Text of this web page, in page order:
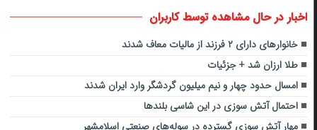
اخبار در حال مشاهده توسط کاربران
خانوارهای دارای ۲ فرزند از مالیات معاف شدند
طلا ارزان شد + جزئیات
امسال حدود چهار و نیم میلیون گردشگر وارد ایران شدند
احتمال آتش سوزی در این شاسی بلندها
مهار آتش سوزی گسترده در سوله‌های صنعتی اسلامشهر